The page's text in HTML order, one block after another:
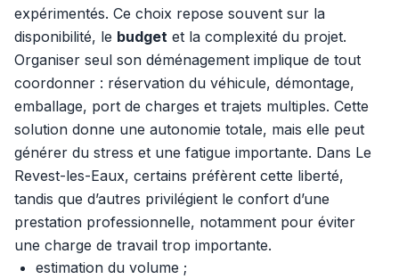
expérimentés. Ce choix repose souvent sur la
disponibilité, le budget et la complexité du projet.
Organiser seul son déménagement implique de tout
coordonner : réservation du véhicule, démontage,
emballage, port de charges et trajets multiples. Cette
solution donne une autonomie totale, mais elle peut
générer du stress et une fatigue importante. Dans Le
Revest-les-Eaux, certains préfèrent cette liberté,
tandis que d’autres privilégient le confort d’une
prestation professionnelle, notamment pour éviter
une charge de travail trop importante.
estimation du volume ;